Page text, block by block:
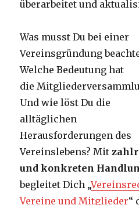
überarbeitet und
Was musst Du bei einer
Vereinsgründung
Welche Bedeutung hat
die
Und wie löst Du die
alltäglichen
Herausforderungen des
Vereinslebens? Mit
und konkreten
begleitet Dich „
Vereine und Mitglieder“